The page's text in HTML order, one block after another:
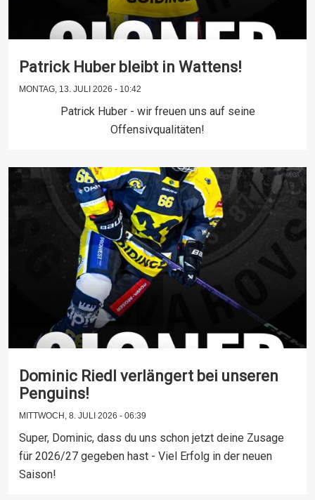
Patrick Huber bleibt in Wattens!
MONTAG, 13. JULI 2026 - 10:42
Patrick Huber - wir freuen uns auf seine
Offensivqualitäten!
Dominic Riedl verlängert bei unseren
Penguins!
MITTWOCH, 8. JULI 2026 - 06:39
Super, Dominic, dass du uns schon jetzt deine Zusage
für 2026/27 gegeben hast - Viel Erfolg in der neuen
Saison!